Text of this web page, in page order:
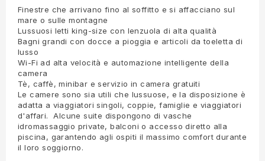
Finestre che arrivano fino al soffitto e si affacciano sul
mare o sulle montagne
Lussuosi letti king-size con lenzuola di alta qualità
Bagni grandi con docce a pioggia e articoli da toeletta di
lusso
Wi-Fi ad alta velocità e automazione intelligente della
camera
Tè, caffè, minibar e servizio in camera gratuiti
Le camere sono sia utili che lussuose, e la disposizione è
adatta a viaggiatori singoli, coppie, famiglie e viaggiatori
d'affari. Alcune suite dispongono di vasche
idromassaggio private, balconi o accesso diretto alla
piscina, garantendo agli ospiti il massimo comfort durante
il loro soggiorno.